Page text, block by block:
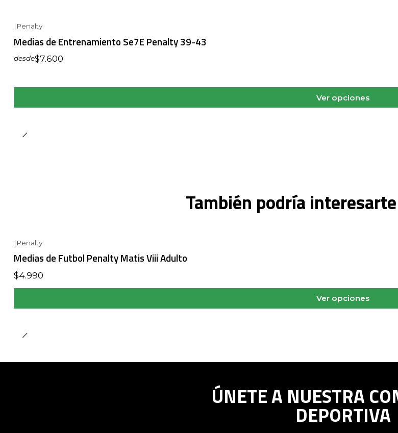
| Penalty
Medias de Entrenamiento Se7E Penalty 39-43
desde$7.600
Ver opciones
También podría
| Penalty
Medias de Futbol Penalty Matis Viii Adulto
$4.990
Ver opciones
ÚNETE A NUESTRA
DEPORTIVA